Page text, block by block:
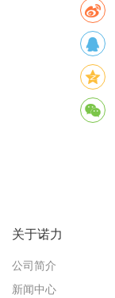
关于诺力
公司简介
新闻中心